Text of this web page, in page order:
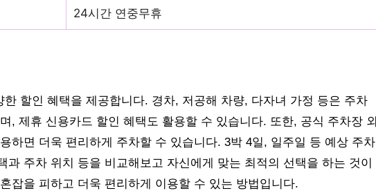
24시간 연중무휴
한 할인 혜택을 제공합니다. 경차, 저공해 차량, 다자녀 가정 등은 주차
, 제휴 신용카드 할인 혜택도 활용할 수 있습니다. 또한, 공식 주차장 외
하면 더욱 편리하게 주차할 수 있습니다. 3박 4일, 일주일 등 예상 주차
과 주차 위치 등을 비교해보고 자신에게 맞는 최적의 선택을 하는 것이
잡을 피하고 더욱 편리하게 이용할 수 있는 방법입니다.